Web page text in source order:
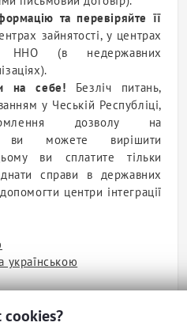
та перевіряйте її
зайнятості, у центрах
ННО (в недержавних
на себе! Безліч питань,
у Чеській Республіці,
дозволу на
ви можете вирішити
ви сплатите тільки
справи в державних
центри інтеграції
українською